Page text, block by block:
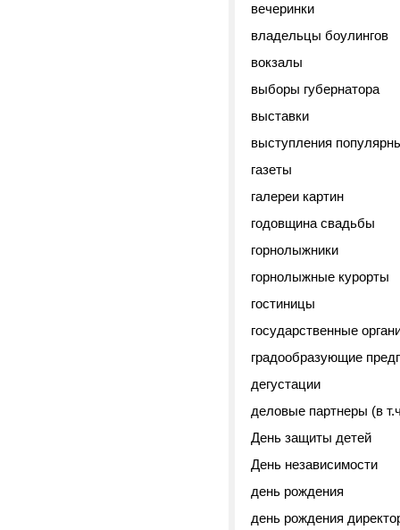
вечеринки
владельцы боулингов
вокзалы
выборы губернатора
выставки
выступления
газеты
галереи картин
годовщина свадьбы
горнолыжники
горнолыжные курорты
гостиницы
государственные
градообразующие
дегустации
деловые партнеры (в
День защиты детей
День независимости
день рождения
день рождения